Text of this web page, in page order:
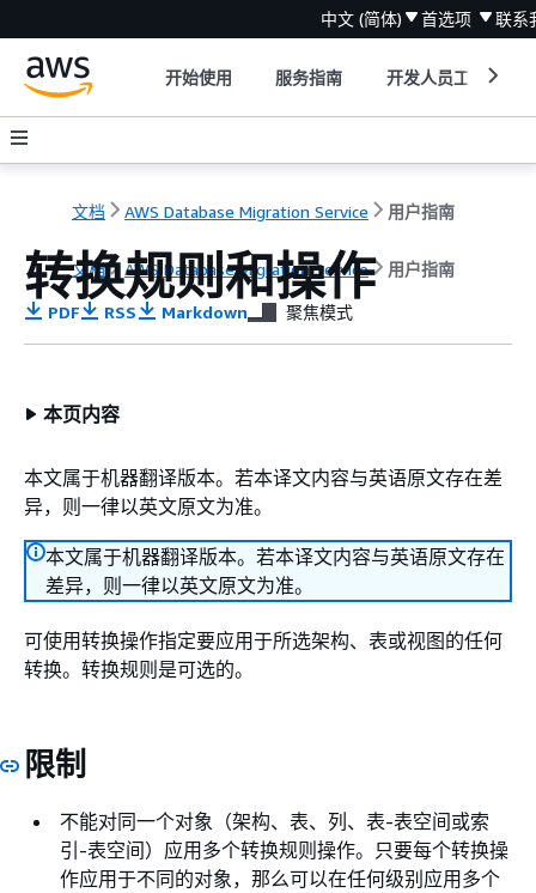
中文 (简体) 首选项 联系
开始使用 服务指南 开发人员工具
文档 AWS Database Migration Service 用户指南
文档 AWS Database Migration Service 用户指南
转换规则和操作
PDF RSS Markdown 聚焦模式
本页内容
本文属于机器翻译版本。若本译文内容与英语原文存在差
异，则一律以英文原文为准。
本文属于机器翻译版本。若本译文内容与英语原文存在
差异，则一律以英文原文为准。
可使用转换操作指定要应用于所选架构、表或视图的任何
转换。转换规则是可选的。
限制
不能对同一个对象（架构、表、列、表-表空间或索
引-表空间）应用多个转换规则操作。只要每个转换操
作应用于不同的对象，那么可以在任何级别应用多个